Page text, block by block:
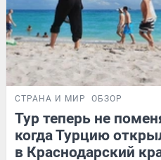
СТРАНА И МИР ОБЗОР
Тур теперь не
когда Турцию
в Краснодарский